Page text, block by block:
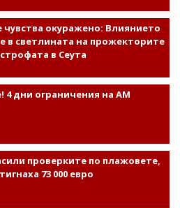
чувства окуражено: Влиянието
в светлината на прожекторите
в Сеута
4 дни ограничения на АМ
проверките по плажовете,
73 000 евро